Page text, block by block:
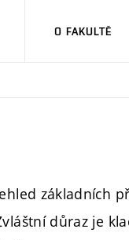
O FAKULTĚ
základních
důraz je